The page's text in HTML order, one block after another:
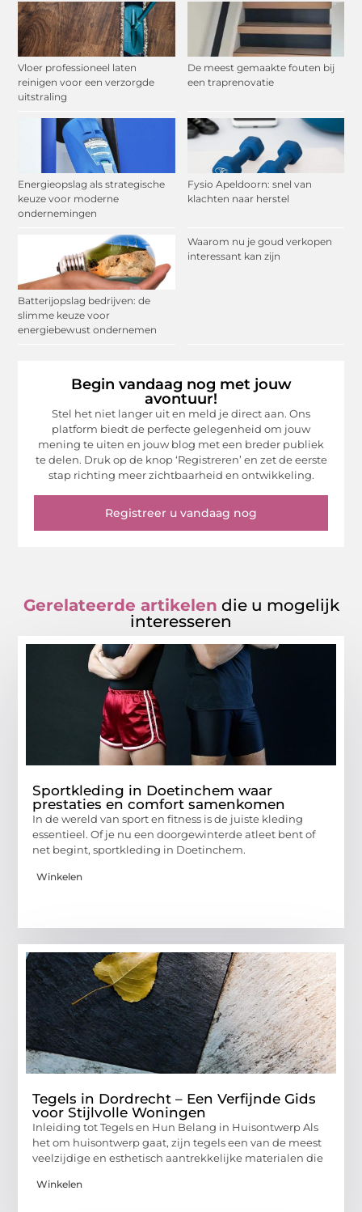
Vloer professioneel laten
reinigen voor een verzorgde
uitstraling
De meest gemaakte fouten bij
een traprenovatie
Energieopslag als strategische
keuze voor moderne
ondernemingen
Fysio Apeldoorn: snel van
klachten naar herstel
Batterijopslag bedrijven: de
slimme keuze voor
energiebewust ondernemen
Waarom nu je goud verkopen
interessant kan zijn
Begin vandaag nog met jouw
avontuur!
Stel het niet langer uit en meld je direct aan. Ons
platform biedt de perfecte gelegenheid om jouw
mening te uiten en jouw blog met een breder publiek
te delen. Druk op de knop ‘Registreren’ en zet de eerste
stap richting meer zichtbaarheid en ontwikkeling.
Registreer u vandaag nog
Gerelateerde artikelen die u mogelijk
interesseren
Sportkleding in Doetinchem waar
prestaties en comfort samenkomen
In de wereld van sport en fitness is de juiste kleding
essentieel. Of je nu een doorgewinterde atleet bent of
net begint, sportkleding in Doetinchem.
Winkelen
Tegels in Dordrecht – Een Verfijnde Gids
voor Stijlvolle Woningen
Inleiding tot Tegels en Hun Belang in Huisontwerp Als
het om huisontwerp gaat, zijn tegels een van de meest
veelzijdige en esthetisch aantrekkelijke materialen die
Winkelen